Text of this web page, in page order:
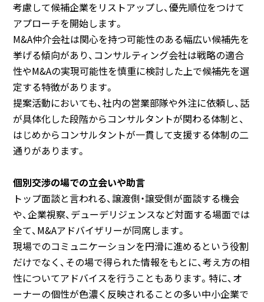
考慮して候補企業をリストアップし、優先順位をつけて
アプローチを開始します。
M&A仲介会社は関心を持つ可能性のある幅広い候補先を
挙げる傾向があり、コンサルティング会社は戦略の適合
性やM&Aの実現可能性を慎重に検討した上で候補先を選
定する特徴があります。
提案活動においても、社内の営業部隊や外注に依頼し、話
が具体化した段階からコンサルタントが関わる体制と、
はじめからコンサルタントが一貫して支援する体制の二
通りがあります。
個別交渉の場での立会いや助言
トップ面談と言われる、譲渡側・譲受側が面談する機会
や、企業視察、デューデリジェンスなど対面する場面では
全て、M&Aアドバイザリーが同席します。
現場でのコミュニケーションを円滑に進めるという役割
だけでなく、その場で得られた情報をもとに、考え方の相
性についてアドバイスを行うこともあります。特に、オ
ーナーの個性が色濃く反映されることの多い中小企業で